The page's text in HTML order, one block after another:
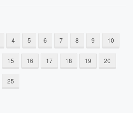
4 5 6 7 8 9 10
15 16 17 18 19 20
25